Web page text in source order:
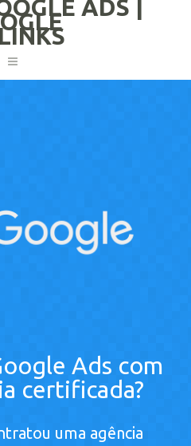
Ads com
certificada?
uma agência